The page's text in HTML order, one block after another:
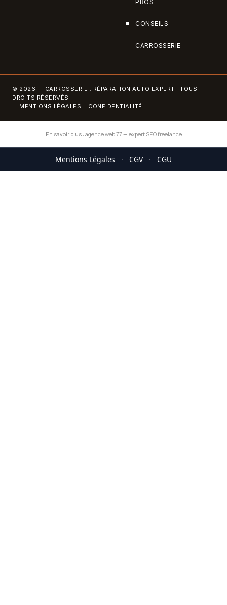
PROS
CONSEILS
CARROSSERIE
© 2026 — CARROSSERIE : RÉPARATION AUTO EXPERT · TOUS
DROITS RÉSERVÉS
MENTIONS LÉGALES
CONFIDENTIALITÉ
En savoir plus : agence web 77 — expert SEO freelance
Mentions Légales · CGV · CGU